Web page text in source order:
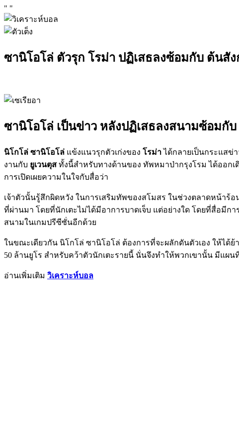
" "
ซานิโอโล่ ตัวรุก โรม่า ปฏิเสธลงซ้อมกับ ต้นสั
ซานิโอโล่ เป็นข่าว หลังปฏิเสธลงสนามซ้อมกั
นิโกโล่ ซานิโอโล่ แข้งแนวรุกตัวเก่งของ โรม่าได้กลายเป็นกระแสข่
งานกับ ยูเวนตุส ทั้งนี้สำหรับทางด้านของ ทัพหมาป่ากรุงโรม ได้ออก
การเปิดเผยความในใจกับสื่อว่า
เจ้าตัวนั้นรู้สึกผิดหวัง ในการเสริมทัพของสโมสร ในช่วงตลาดหน้าร้
ที่ผ่านมา โดยที่นักเตะไม่ได้มีอาการบาดเจ็บ แต่อย่างใด โดยที่สื่อมีก
สนามในเกมปรีซีซั่นอีกด้วย
ในขณะเดียวกัน นิโกโล่ ซานิโอโล่ ต้องการที่จะผลักดันตัวเอง ให้ได้
50 ล้านยูโร สำหรับคว้าตัวนักเตะรายนี้ นั่นจึงทำให้พวกเขานั้น มีแผ
อ่านเพิ่มเติม วิเคราะห์บอล